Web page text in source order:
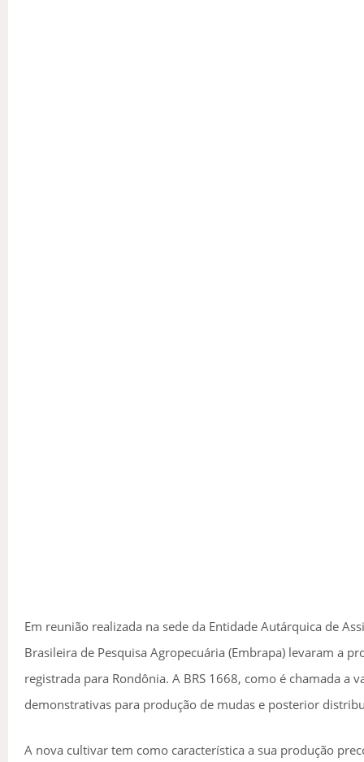
Em reunião realizada na sede da Entidade Autárquica de
Brasileira de Pesquisa Agropecuária (Embrapa) levaram a
registrada para Rondônia. A BRS 1668, como é chamada a
demonstrativas para produção de mudas e posterior
A nova cultivar tem como característica a sua produção